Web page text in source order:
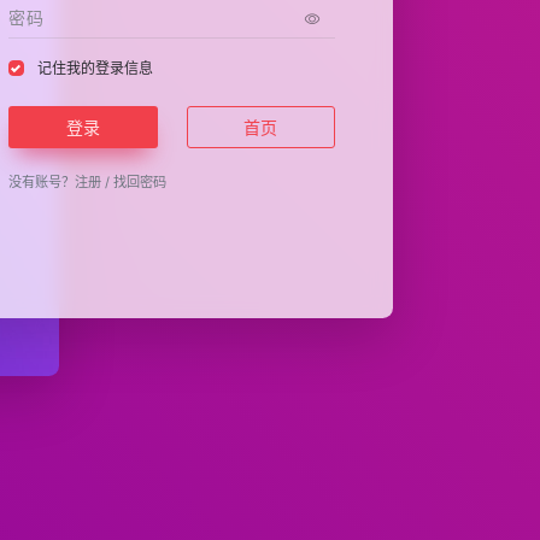
记住我的登录信息
登录 首页
没有账号？注册 /找回密码